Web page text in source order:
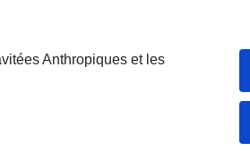
Anthropiques et les